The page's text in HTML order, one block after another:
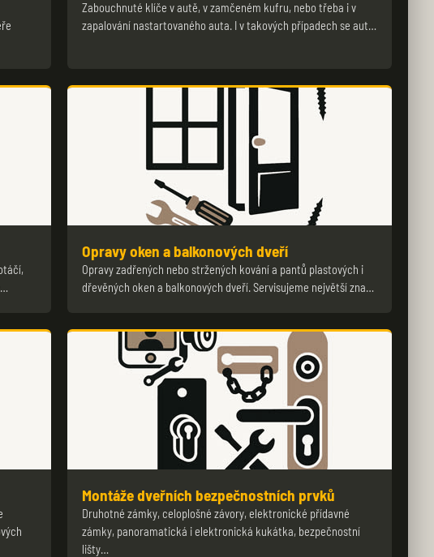
Zabouchnuté klíče v autě, v zamčeném kufru, nebo třeba i v
zapalování nastartovaného auta. I v takových případech se aut…
Opravy oken a balkonových dveří
Opravy zadřených nebo stržených kování a pantů plastových i
dřevěných oken a balkonových dveří. Servisujeme největší zna…
Montáže dveřních bezpečnostních prvků
Druhotné zámky, celoplošné závory, elektronické přídavné
zámky, panoramatická i elektronická kukátka, bezpečnostní
lišty…